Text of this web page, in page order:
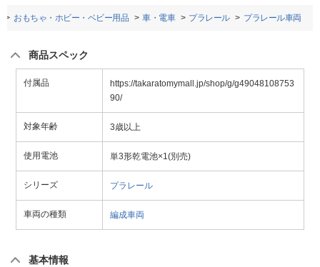
おもちゃ・ホビー・ベビー用品 車・電車 プラレール プラレール車両
商品スペック
付属品
https://takaratomymall.jp/shop/g/g49048108753
90/
対象年齢 3歳以上
使用電池 単3形乾電池×1(別売)
シリーズ プラレール
車両の種類 編成車両
基本情報